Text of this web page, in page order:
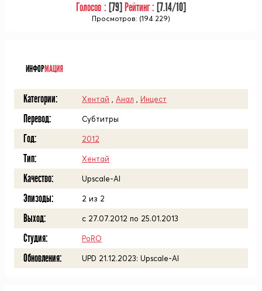
Голосов : [79] Рейтинг : [7.14/10]
Просмотров: (194 229)
ИНФОРМАЦИЯ
Категории: Хентай Анал Инцест
Перевод: Субтитры
Год: 2012
Тип: Хентай
Качество: Upscale-AI
Эпизоды: 2 из 2
Выход: с 27.07.2012 по 25.01.2013
Студия: PoRO
Обновления: UPD 21.12.2023: Upscale-AI